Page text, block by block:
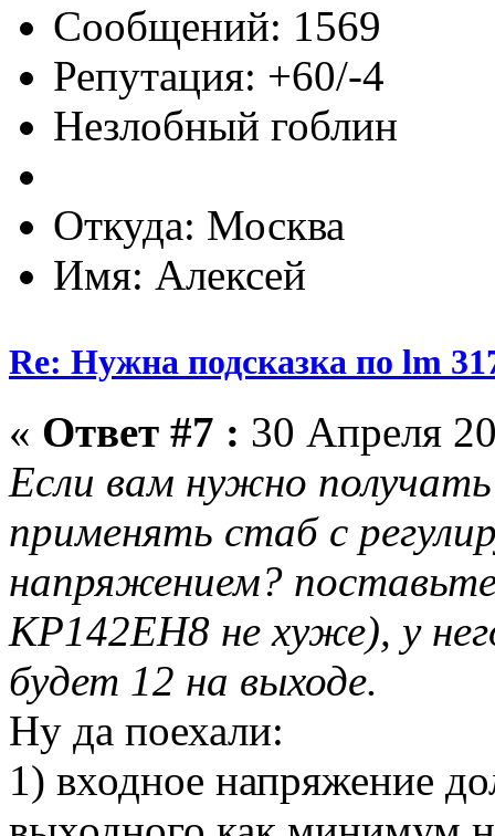
Сообщений: 1569
Репутация: +60/-4
Незлобный гоблин
Откуда: Москва
Имя: Алексей
Re: Нужна подсказка по lm
« Ответ #7 : 30 Апреля
Если вам нужно
применять стаб с
напряжением?
КР142ЕН8 не хуже), у
будет 12 на выходе.
Ну да поехали:
1) входное напряжение